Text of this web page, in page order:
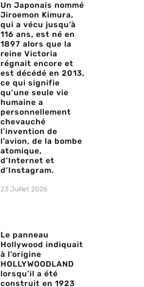
Un Japonais nommé
Jiroemon Kimura,
qui a vécu jusqu’à
116 ans, est né en
1897 alors que la
reine Victoria
régnait encore et
est décédé en 2013,
ce qui signifie
qu’une seule vie
humaine a
personnellement
chevauché
l’invention de
l’avion, de la bombe
atomique,
d’Internet et
d’Instagram.
23 Juillet 2026
Le panneau
Hollywood indiquait
à l’origine
HOLLYWOODLAND
lorsqu’il a été
construit en 1923